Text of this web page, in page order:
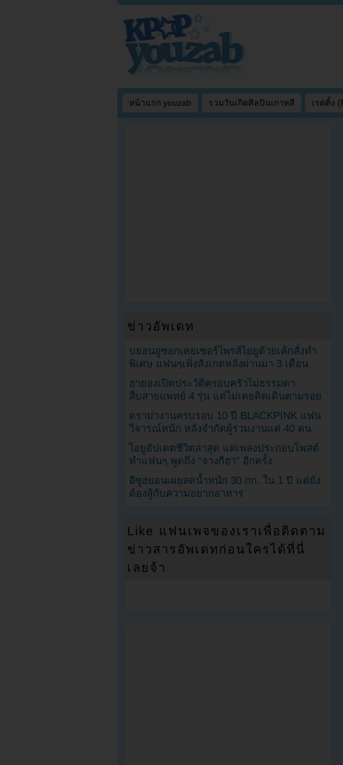
หน้าแรก youzab รวมวันเกิดศิลปินเกาหลี เรตติ้ง
ข่าวอัพเดท
บยอนอูซอกเคยเซอร์ไพรส์ไอยูด้วยเค้กสั่งทำ
พิเศษ แฟนๆเพิ่งสังเกตหลังผ่านมา 3 เดือน
ฮายองเปิดประวัติครอบครัวไม่ธรรมดา
สืบสายแพทย์ 4 รุ่น แต่ไม่เคยคิดเดินตามรอย
ดราม่างานครบรอบ 10 ปี BLACKPINK แฟน
วิจารณ์หนัก หลังจำกัดผู้ร่วมงานแค่ 40 คน
ไอยูอัปเดตชีวิตล่าสุด แต่เพลงประกอบโพสต์
ทำแฟนๆ พูดถึง “จางกีฮา” อีกครั้ง
อีซูฮยอนเผยลดน้ำหนัก 30 กก. ใน 1 ปี แต่ยัง
ต้องสู้กับความอยากอาหาร
Like แฟนเพจของเราเพื่อติดตาม
ข่าวสารอัพเดทก่อนใครได้ที่นี่
เลยจ้า